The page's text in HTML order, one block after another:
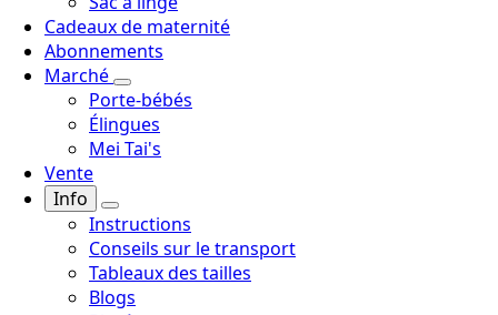
Cadeaux de maternité
Abonnements
Marché
Porte-bébés
Élingues
Mei Tai's
Vente
Info
Instructions
Conseils sur le transport
Tableaux des tailles
Blogs